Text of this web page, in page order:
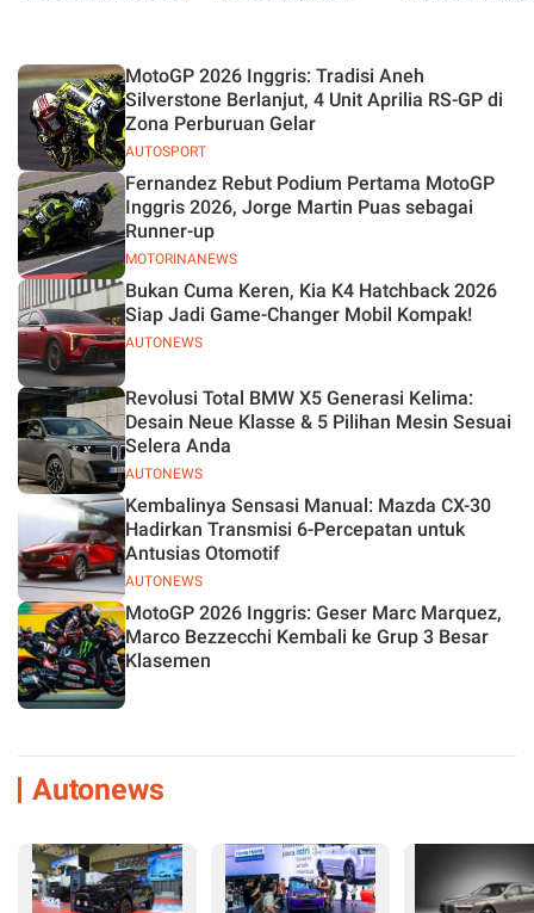
AUTOSPORT
MotoGP 2026 Inggris: Tradisi Aneh
Silverstone Berlanjut, 4 Unit Aprilia RS-GP di
Zona Perburuan Gelar
MOTORINANEWS
Fernandez Rebut Podium Pertama MotoGP
Inggris 2026, Jorge Martin Puas sebagai
Runner-up
AUTONEWS
Bukan Cuma Keren, Kia K4 Hatchback 2026
Siap Jadi Game-Changer Mobil Kompak!
AUTONEWS
Revolusi Total BMW X5 Generasi Kelima:
Desain Neue Klasse & 5 Pilihan Mesin Sesuai
Selera Anda
AUTONEWS
Kembalinya Sensasi Manual: Mazda CX-30
Hadirkan Transmisi 6-Percepatan untuk
Antusias Otomotif
MotoGP 2026 Inggris: Geser Marc Marquez,
Marco Bezzecchi Kembali ke Grup 3 Besar
Klasemen
Autonews